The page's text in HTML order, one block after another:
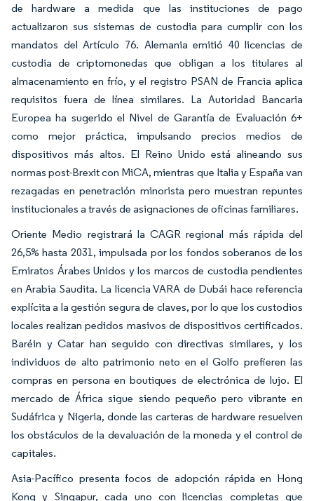
de hardware a medida que las instituciones de pago
actualizaron sus sistemas de custodia para cumplir con los
mandatos del Artículo 76. Alemania emitió 40 licencias de
custodia de criptomonedas que obligan a los titulares al
almacenamiento en frío, y el registro PSAN de Francia aplica
requisitos fuera de línea similares. La Autoridad Bancaria
Europea ha sugerido el Nivel de Garantía de Evaluación 6+
como mejor práctica, impulsando precios medios de
dispositivos más altos. El Reino Unido está alineando sus
normas post-Brexit con MiCA, mientras que Italia y España van
rezagadas en penetración minorista pero muestran repuntes
institucionales a través de asignaciones de oficinas familiares.
Oriente Medio registrará la CAGR regional más rápida del
26,5% hasta 2031, impulsada por los fondos soberanos de los
Emiratos Árabes Unidos y los marcos de custodia pendientes
en Arabia Saudita. La licencia VARA de Dubái hace referencia
explícita a la gestión segura de claves, por lo que los custodios
locales realizan pedidos masivos de dispositivos certificados.
Baréin y Catar han seguido con directivas similares, y los
individuos de alto patrimonio neto en el Golfo prefieren las
compras en persona en boutiques de electrónica de lujo. El
mercado de África sigue siendo pequeño pero vibrante en
Sudáfrica y Nigeria, donde las carteras de hardware resuelven
los obstáculos de la devaluación de la moneda y el control de
capitales.
Asia-Pacífico presenta focos de adopción rápida en Hong
Kong y Singapur, cada uno con licencias completas que